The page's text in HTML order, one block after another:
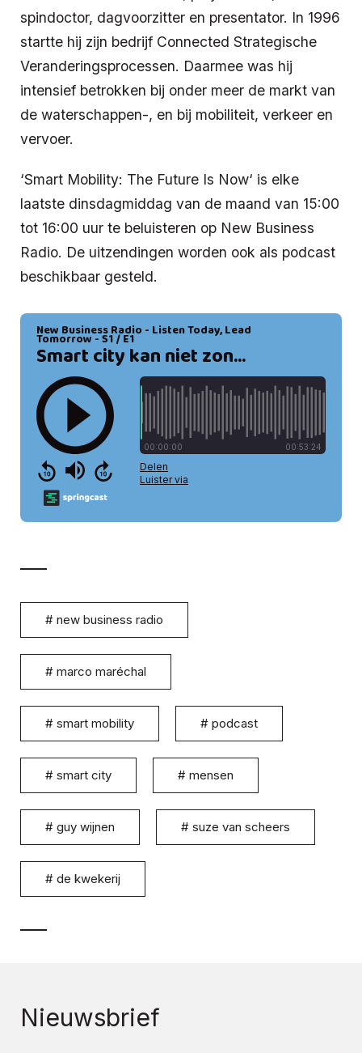
spindoctor, dagvoorzitter en presentator. In 1996
startte hij zijn bedrijf Connected Strategische
Veranderingsprocessen. Daarmee was hij
intensief betrokken bij onder meer de markt van
de waterschappen-, en bij mobiliteit, verkeer en
vervoer.
‘Smart Mobility: The Future Is Now‘ is elke
laatste dinsdagmiddag van de maand van 15:00
tot 16:00 uur te beluisteren op New Business
Radio. De uitzendingen worden ook als podcast
beschikbaar gesteld.
# new business radio
# marco maréchal
# smart mobility # podcast
# smart city # mensen
# guy wijnen # suze van scheers
# de kwekerij
Nieuwsbrief